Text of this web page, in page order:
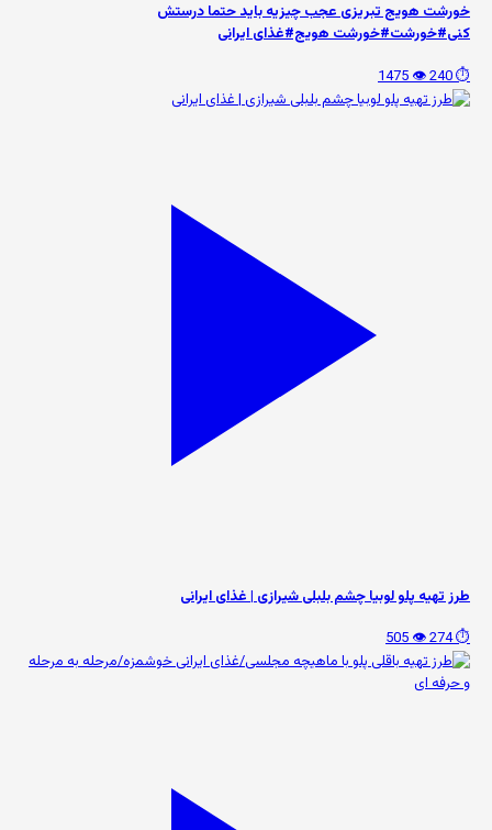
خورشت هویج تبریزی عجب چیزیه باید حتما درستش
کنی#خورشت#خورشت هویج#غذای ایرانی
⏱️ 240
👁️ 1475
طرز تهیه پلو لوبیا چشم بلبلی شیرازی | غذای ایرانی
⏱️ 274
👁️ 505